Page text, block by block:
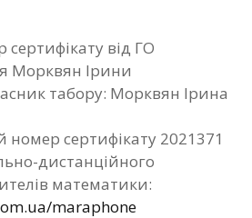
Фотозвіт
сертифікати
Контакти
від ГО
Морквян Ірини
табору: Морквян Ірина
номер сертифікату 2021371
дистанційного
математики:
maraphone